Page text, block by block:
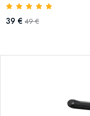
39 € 49 €